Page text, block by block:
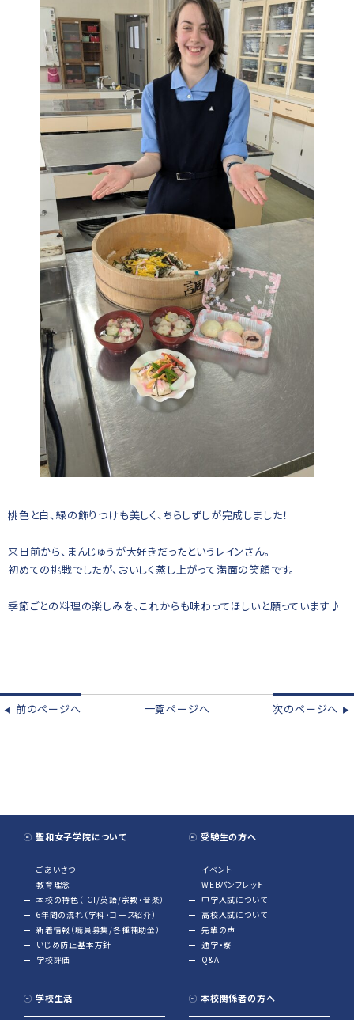
桃色と白、緑の飾りつけも美しく、ちらしずしが完成しました！
来日前から、まんじゅうが大好きだったというレインさん。
初めての挑戦でしたが、おいしく蒸し上がって満面の笑顔です。
季節ごとの料理の楽しみを、これからも味わってほしいと願っています♪
◀︎ 前のページへ 一覧ページへ 次のページへ ▶︎
聖和女子学院について
ごあいさつ
教育理念
本校の特色（ICT/英語/宗教・音楽）
6年間の流れ（学科・コース紹介）
新着情報（職員募集/各種補助金）
いじめ防止基本方針
学校評価
学校生活
受験生の方へ
イベント
WEBパンフレット
中学入試について
高校入試について
先輩の声
通学・寮
Q&A
本校関係者の方へ